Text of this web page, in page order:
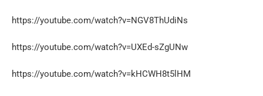
https://youtube.com/watch?v=NGV8ThUdiNs
https://youtube.com/watch?v=UXEd-sZgUNw
https://youtube.com/watch?v=kHCWH8t5lHM